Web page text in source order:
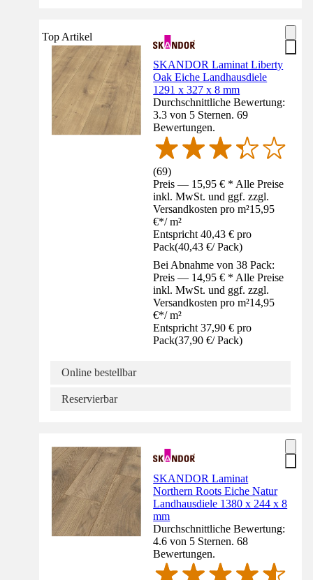
Top Artikel
SKANDOR Laminat Liberty
Oak Eiche Landhausdiele
1291 x 327 x 8 mm
Durchschnittliche Bewertung:
3.3 von 5 Sternen. 69
Bewertungen.
(69)
Preis — 15,95 € * Alle Preise
inkl. MwSt. und ggf. zzgl.
Versandkosten pro m²15,95
€*/ m²
Entspricht 40,43 € pro
Pack(40,43 €/ Pack)
Bei Abnahme von 38 Pack:
Preis — 14,95 € * Alle Preise
inkl. MwSt. und ggf. zzgl.
Versandkosten pro m²14,95
€*/ m²
Entspricht 37,90 € pro
Pack(37,90 €/ Pack)
Online bestellbar
Reservierbar
SKANDOR Laminat
Northern Roots Eiche Natur
Landhausdiele 1380 x 244 x 8
mm
Durchschnittliche Bewertung:
4.6 von 5 Sternen. 68
Bewertungen.